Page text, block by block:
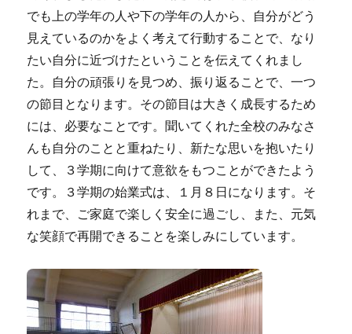
でも上の学年の人や下の学年の人から、自分がどう
見えているのかをよく考えて行動することで、なり
たい自分に近づけたということを伝えてくれまし
た。自分の頑張りを見つめ、振り返ることで、一つ
の節目となります。その節目は大きく成長するため
には、必要なことです。聞いてくれた全校のみなさ
んも自分のことと重ねたり、新たな思いを抱いたり
して、３学期に向けて意欲をもつことができたよう
です。３学期の始業式は、１月８日になります。そ
れまで、ご家庭で楽しく安全に過ごし、また、元気
な笑顔で再開できることを楽しみにしています。